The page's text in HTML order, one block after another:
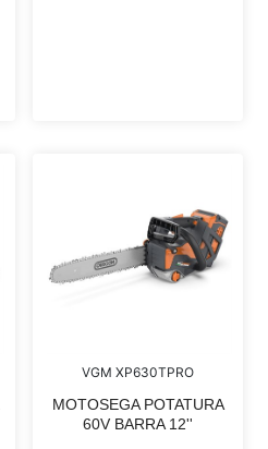
VGM XP630TPRO
MOTOSEGA POTATURA
60V BARRA 12''